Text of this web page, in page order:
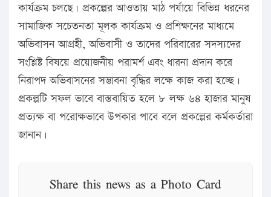
কার্যক্রম চলছে। প্রকল্পের আওতায় মাঠ পর্যায়ে বিভিন্ন ধরনের
সামাজিক সচেতনতা মূলক কার্যক্রম ও প্রশিক্ষনের মাধ্যমে
অভিবাসন আগ্রহী, অভিবাসী ও তাদের পরিবারের সদস্যদের
সংশ্লিষ্ট বিষয়ে প্রয়োজনীয় পরামর্শ এবং ধারনা প্রদান করে
নিরাপদ অভিবাসনের সম্ভাবনা বৃদ্ধির লক্ষে কাজ করা হচ্ছে।
প্রকল্পটি সফল ভাবে বাস্তবায়িত হলে ৮ লক্ষ ৬৪ হাজার মানুষ
প্রত্যক্ষ বা পরোক্ষভাবে উপকার পাবে বলে প্রকল্পের কর্মকর্তারা
জানান।
Share this news as a Photo Card